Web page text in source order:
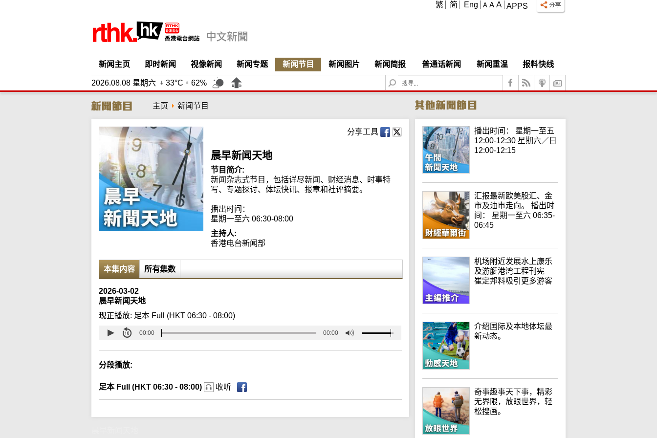
APPS
A A A
繁 简 Eng
新闻主页 即时新闻 视像新闻 新闻专题 新闻节目 新闻图片 新闻简报 普通话新闻 新闻重温 报料快线
2026.08.08 星期六 33°C 62%
S
e
c
h
主页 新闻节目
分享工具
晨早新闻天地
节目简介:
新闻杂志式节目，包括详尽新闻、财经消息、时事特
写、专题探讨、体坛快讯、报章和社评摘要。
播出时间：
星期一至六 06:30-08:00
主持人:
香港电台新闻部
本集内容 所有集数
2026-03-02
晨早新闻天地
现正播放: 足本 Full (HKT 06:30 - 08:00)
00:00 00:00
分段播放:
足本 Full (HKT 06:30 - 08:00) 收听
播出时间： 星期一至五
12:00-12:30 星期六／日
12:00-12:15
汇报最新欧美股汇、金
市及油市走向。 播出时
间： 星期一至六 06:35-
06:45
机场附近发展水上康乐
及游艇港湾工程刊宪
崔定邦料吸引更多游客
介绍国际及本地体坛最
新动态。
奇事趣事天下事，精彩
无界限，放眼世界，轻
松搜画。